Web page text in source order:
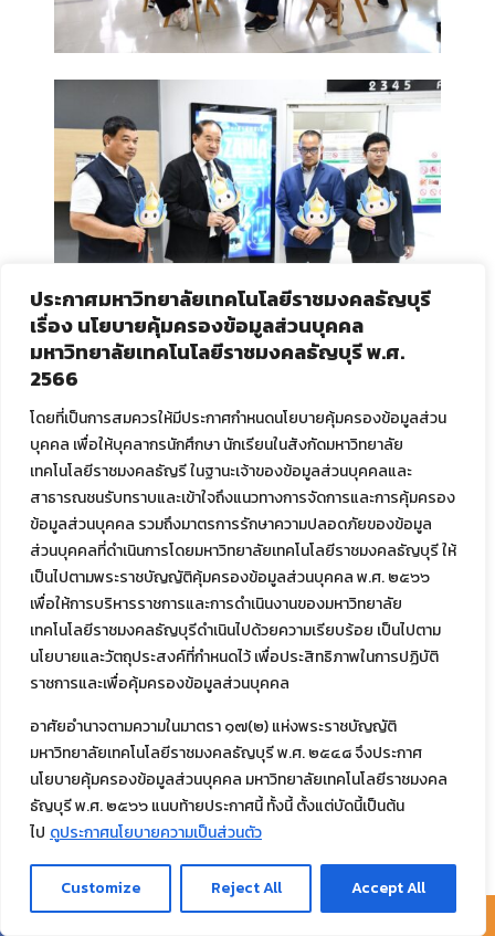
ประกาศมหาวิทยาลัยเทคโนโลยีราชมงคลธัญบุรี
เรื่อง นโยบายคุ้มครองข้อมูลส่วนบุคคล
มหาวิทยาลัยเทคโนโลยีราชมงคลธัญบุรี พ.ศ.
2566
โดยที่เป็นการสมควรให้มีประกาศกำหนดนโยบายคุ้มครองข้อมูลส่วน
บุคคล เพื่อให้บุคลากรนักศึกษา นักเรียนในสังกัดมหาวิทยาลัย
เทคโนโลยีราชมงคลธัญรี ในฐานะเจ้าของข้อมูลส่วนบุคคลและ
สาธารณชนรับทราบและเข้าใจถึงแนวทางการจัดการและการคุ้มครอง
ข้อมูลส่วนบุคคล รวมถึงมาตรการรักษาความปลอดภัยของข้อมูล
ส่วนบุคคลที่ดำเนินการโดยมหาวิทยาลัยเทคโนโลยีราชมงคลธัญบุรี ให้
เป็นไปตามพระราชบัญญัติคุ้มครองข้อมูลส่วนบุคคล พ.ศ. ๒๕๖๖
เพื่อให้การบริหารราชการและการดำเนินงานของมหาวิทยาลัย
เทคโนโลยีราชมงคลธัญบุรีดำเนินไปด้วยความเรียบร้อย เป็นไปตาม
นโยบายและวัตถุประสงค์ที่กำหนดไว้ เพื่อประสิทธิภาพในการปฏิบัติ
ราชการและเพื่อคุ้มครองข้อมูลส่วนบุคคล
อาศัยอำนาจตามความในมาตรา ๑๗(๒) แห่งพระราชบัญญัติ
มหาวิทยาลัยเทคโนโลยีราชมงคลธัญบุรี พ.ศ. ๒๕๔๘ จึงประกาศ
นโยบายคุ้มครองข้อมูลส่วนบุคคล มหาวิทยาลัยเทคโนโลยีราชมงคล
ธัญบุรี พ.ศ. ๒๕๖๖ แนบท้ายประกาศนี้ ทั้งนี้ ตั้งแต่บัดนี้เป็นต้น
ไป ดูประกาศนโยบายความเป็นส่วนตัว
Customize Reject All Accept All